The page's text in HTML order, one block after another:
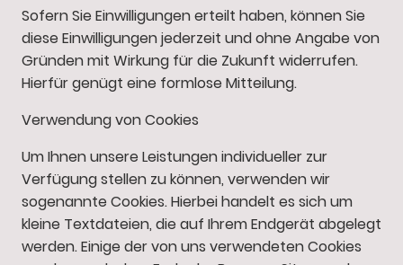
Sofern Sie Einwilligungen erteilt haben, können Sie
diese Einwilligungen jederzeit und ohne Angabe von
Gründen mit Wirkung für die Zukunft widerrufen.
Hierfür genügt eine formlose Mitteilung.
Verwendung von Cookies
Um Ihnen unsere Leistungen individueller zur
Verfügung stellen zu können, verwenden wir
sogenannte Cookies. Hierbei handelt es sich um
kleine Textdateien, die auf Ihrem Endgerät abgelegt
werden. Einige der von uns verwendeten Cookies